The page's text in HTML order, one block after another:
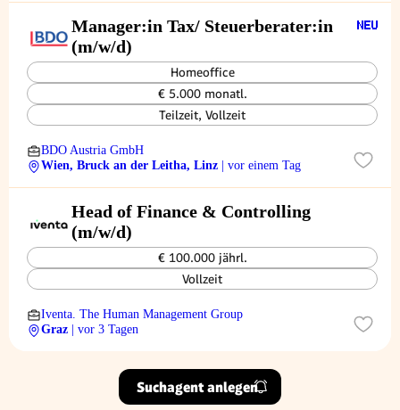
Manager:in Tax/ Steuerberater:in
(m/w/d)
Homeoffice
€ 5.000 monatl.
Teilzeit, Vollzeit
BDO Austria GmbH
Wien, Bruck an der Leitha, Linz
| vor einem Tag
Head of Finance & Controlling
(m/w/d)
€ 100.000 jährl.
Vollzeit
Iventa. The Human Management Group
Graz
| vor 3 Tagen
Suchagent anlegen